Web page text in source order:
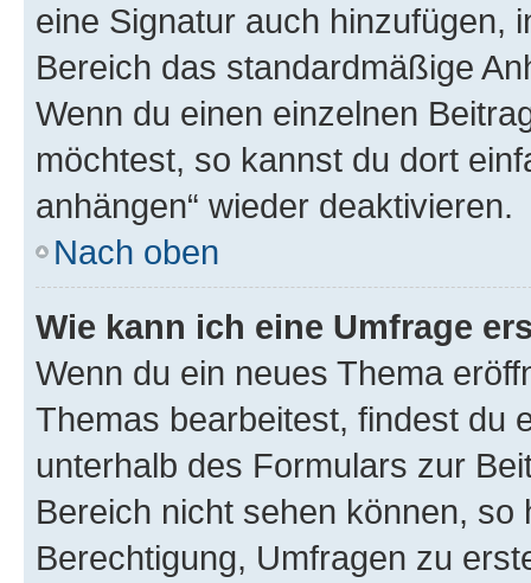
eine Signatur auch hinzufügen,
Bereich das standardmäßige
Wenn du einen einzelnen
möchtest, so kannst du dort
anhängen“ wieder deaktivieren.
Nach oben
Wie kann ich eine Umfrage
Wenn du ein neues Thema
Themas bearbeitest, findest du
unterhalb des Formulars zur
Bereich nicht sehen können,
Berechtigung, Umfragen zu